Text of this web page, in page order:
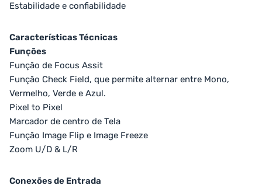
Estabilidade e confiabilidade
Características Técnicas
Funções
Função de Focus Assit
Função Check Field, que permite alternar entre Mono,
Vermelho, Verde e Azul.
Pixel to Pixel
Marcador de centro de Tela
Função Image Flip e Image Freeze
Zoom U/D & L/R
Conexões de Entrada